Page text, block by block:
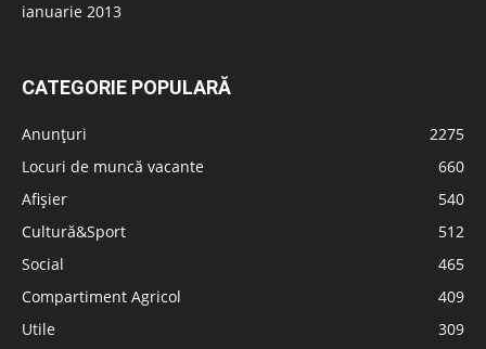
ianuarie 2013
CATEGORIE POPULARĂ
Anunțuri
2275
Locuri de muncă vacante
660
Afișier
540
Cultură&Sport
512
Social
465
Compartiment Agricol
409
Utile
309